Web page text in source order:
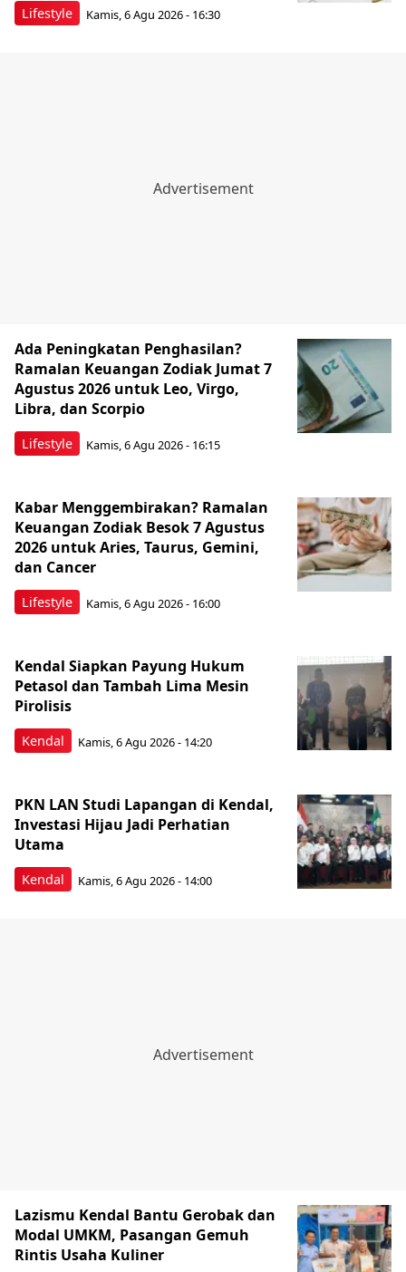
Lifestyle Kamis, 6 Agu 2026 - 16:30
Lifestyle
Ada Peningkatan Penghasilan?
Ramalan Keuangan Zodiak Jumat 7
Agustus 2026 untuk Leo, Virgo,
Libra, dan Scorpio
Kamis, 6 Agu 2026 - 16:15
Lifestyle
Kabar Menggembirakan? Ramalan
Keuangan Zodiak Besok 7 Agustus
2026 untuk Aries, Taurus, Gemini,
dan Cancer
Kamis, 6 Agu 2026 - 16:00
Kendal
Kendal Siapkan Payung Hukum
Petasol dan Tambah Lima Mesin
Pirolisis
Kamis, 6 Agu 2026 - 14:20
Kendal
PKN LAN Studi Lapangan di Kendal,
Investasi Hijau Jadi Perhatian
Utama
Kamis, 6 Agu 2026 - 14:00
Lazismu Kendal Bantu Gerobak dan
Modal UMKM, Pasangan Gemuh
Rintis Usaha Kuliner